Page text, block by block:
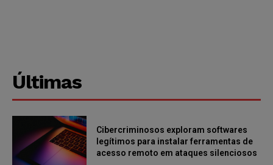
Últimas
Cibercriminosos exploram softwares
legítimos para instalar ferramentas de
acesso remoto em ataques silenciosos